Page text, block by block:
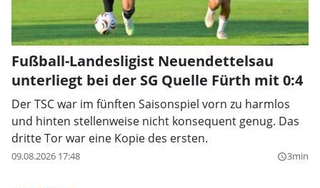
Fußball-Landesligist Neuendettelsau
unterliegt bei der SG Quelle Fürth mit 0:4
Der TSC war im fünften Saisonspiel vorn zu harmlos
und hinten stellenweise nicht konsequent genug. Das
dritte Tor war eine Kopie des ersten.
09.08.2026 17:48 query_builder3min